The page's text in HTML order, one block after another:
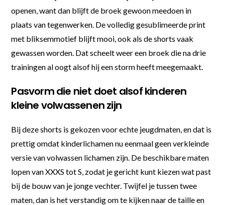
openen, want dan blijft de broek gewoon meedoen in
plaats van tegenwerken. De volledig gesublimeerde print
met bliksemmotief blijft mooi, ook als de shorts vaak
gewassen worden. Dat scheelt weer een broek die na drie
trainingen al oogt alsof hij een storm heeft meegemaakt.
Pasvorm die niet doet alsof kinderen
kleine volwassenen zijn
Bij deze shorts is gekozen voor echte jeugdmaten, en dat is
prettig omdat kinderlichamen nu eenmaal geen verkleinde
versie van volwassen lichamen zijn. De beschikbare maten
lopen van XXXS tot S, zodat je gericht kunt kiezen wat past
bij de bouw van je jonge vechter. Twijfel je tussen twee
maten, dan is het verstandig om te kijken naar de taille en